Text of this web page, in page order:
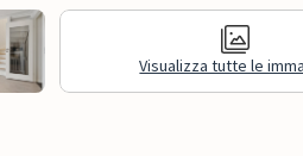
Visualizza tutte le